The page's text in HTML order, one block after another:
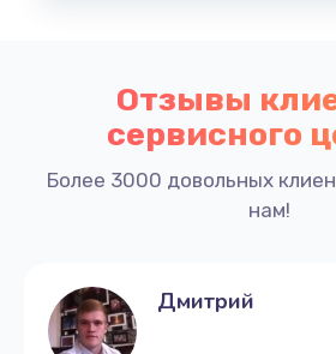
Отзывы
сервисного
Более 3000 довольных
нам!
Дмитрий